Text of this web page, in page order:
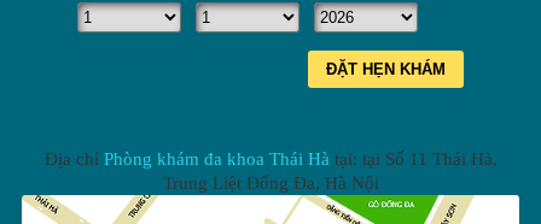
ĐẶT HẸN KHÁM
Địa chỉ Phòng khám đa khoa Thái Hà tại: tại Số 11 Thái Hà,
Trung Liệt Đống Đa, Hà Nội